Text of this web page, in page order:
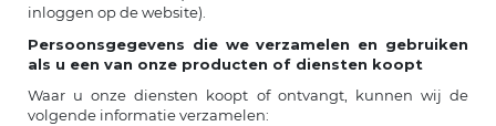
inloggen op de website).
Persoonsgegevens die we verzamelen en gebruiken
als u een van onze producten of diensten koopt
Waar u onze diensten koopt of ontvangt, kunnen wij de
volgende informatie verzamelen: